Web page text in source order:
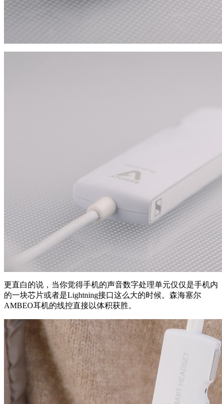
更直白的说，当你觉得手机的声音数字处理单元仅仅是手机内
的一块芯片或者是Lightning接口这么大的时候。森海塞尔
AMBEO耳机的线控直接以体积获胜。